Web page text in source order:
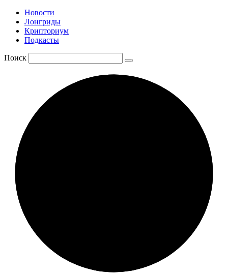
Новости
Лонгриды
Крипториум
Подкасты
Поиск